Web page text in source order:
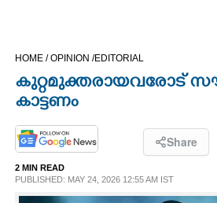
OPINION
HOME /OPINION /EDITORIAL
കുറ്റമുക്തരായവരോട്
കാട്ടണം
Share
2 MIN READ
PUBLISHED: MAY 24, 2026 12:55 AM IST